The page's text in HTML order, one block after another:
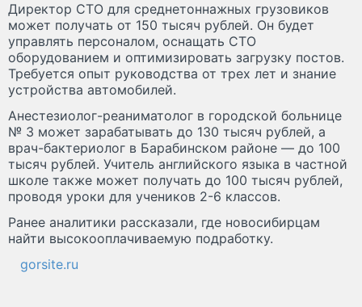
Директор СТО для среднетоннажных грузовиков
может получать от 150 тысяч рублей. Он будет
управлять персоналом, оснащать СТО
оборудованием и оптимизировать загрузку постов.
Требуется опыт руководства от трех лет и знание
устройства автомобилей.
Анестезиолог-реаниматолог в городской больнице
№ 3 может зарабатывать до 130 тысяч рублей, а
врач-бактериолог в Барабинском районе — до 100
тысяч рублей. Учитель английского языка в частной
школе также может получать до 100 тысяч рублей,
проводя уроки для учеников 2-6 классов.
Ранее аналитики рассказали, где новосибирцам
найти высокооплачиваемую подработку.
gorsite.ru